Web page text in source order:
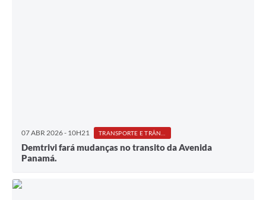
07 ABR 2026 - 10H21
Demtrivi fará mudanças no transito da Avenida
Panamá.